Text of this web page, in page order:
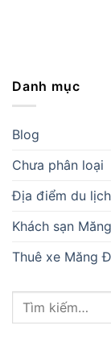
Danh mục
Blog
Chưa phân loại
Địa điểm du lịch
Khách sạn
Thuê xe Măng